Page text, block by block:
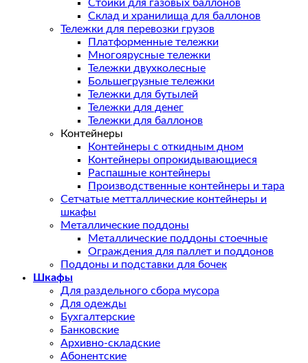
Стойки для газовых баллонов
Склад и хранилища для баллонов
Тележки для перевозки грузов
Платформенные тележки
Многоярусные тележки
Тележки двухколесные
Большегрузные тележки
Тележки для бутылей
Тележки для денег
Тележки для баллонов
Контейнеры
Контейнеры с откидным дном
Контейнеры опрокидывающиеся
Распашные контейнеры
Производственные контейнеры и тара
Сетчатые метталлические контейнеры и
шкафы
Металлические поддоны
Металлические поддоны стоечные
Ограждения для паллет и поддонов
Поддоны и подставки для бочек
Шкафы
Для раздельного сбора мусора
Для одежды
Бухгалтерские
Банковские
Архивно-складские
Абонентские